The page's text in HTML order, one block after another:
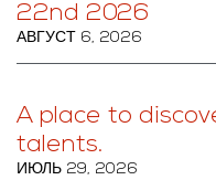
22nd 2026
АВГУСТ 6, 2026
A place to
talents.
ИЮЛЬ 29, 2026